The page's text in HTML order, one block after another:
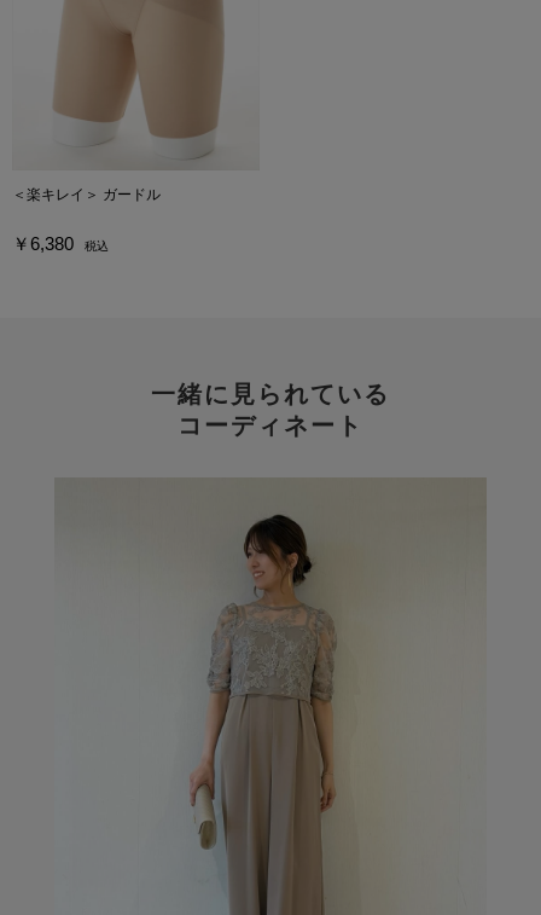
＜楽キレイ＞ ガードル
￥6,380 税込
一緒に見られている
コーディネート